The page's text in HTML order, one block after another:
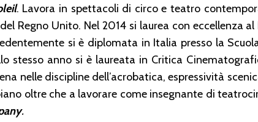
. Lavora in spettacoli di circo e teatro
Regno Unito. Nel 2014 si laurea con eccellenza
si è diplomata in Italia presso la
stesso anno si è laureata in Critica
nelle discipline dell’acrobatica, espressività
oltre che a lavorare come insegnante di
.